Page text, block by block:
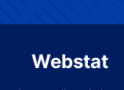
Webstat